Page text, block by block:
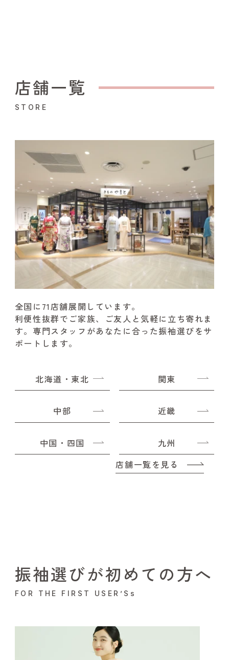
店舗一覧
STORE
全国に71店舗展開しています。
利便性抜群でご家族、ご友人と気軽に立ち寄れま
す。 専門スタッフがあなたに合った振袖選びをサ
ポートします。
北海道・東北 関東
中部 近畿
中国・四国
九州
店舗一覧を見る
振袖選びが初めての方へ
FOR THE FIRST USER’Ss